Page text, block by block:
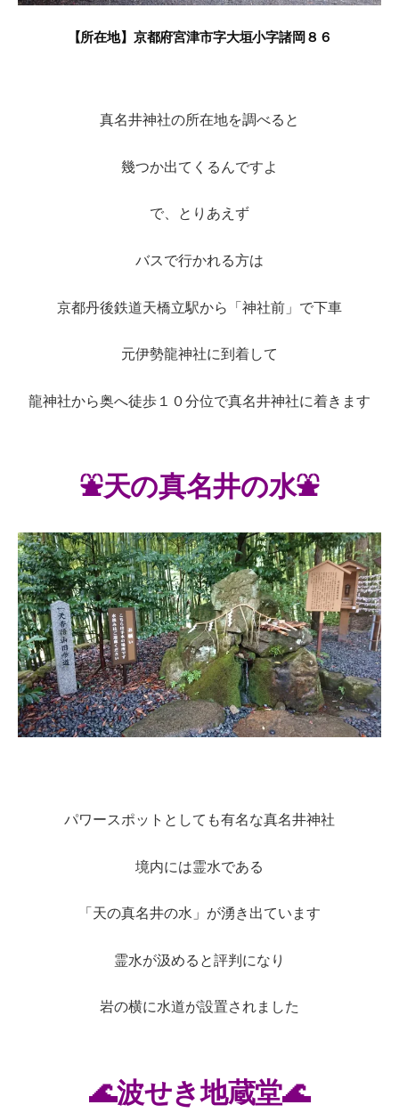
【所在地】京都府宮津市字大垣小字諸岡８６
真名井神社の所在地を調べると
幾つか出てくるんですよ
で、とりあえず
バスで行かれる方は
京都丹後鉄道天橋立駅から「神社前」で下車
元伊勢龍神社に到着して
龍神社から奥へ徒歩１０分位で真名井神社に着きます
⛲️天の真名井の水⛲️
パワースポットとしても有名な真名井神社
境内には霊水である
「天の真名井の水」が湧き出ています
霊水が汲めると評判になり
岩の横に水道が設置されました
🌊波せき地蔵堂🌊